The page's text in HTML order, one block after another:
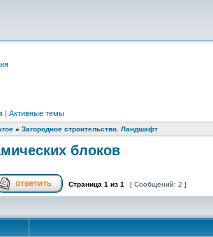
| Активные темы
» Загородное строительство. Ландшафт
блоков
Страница 1 из 1 [ Сообщений: 2 ]